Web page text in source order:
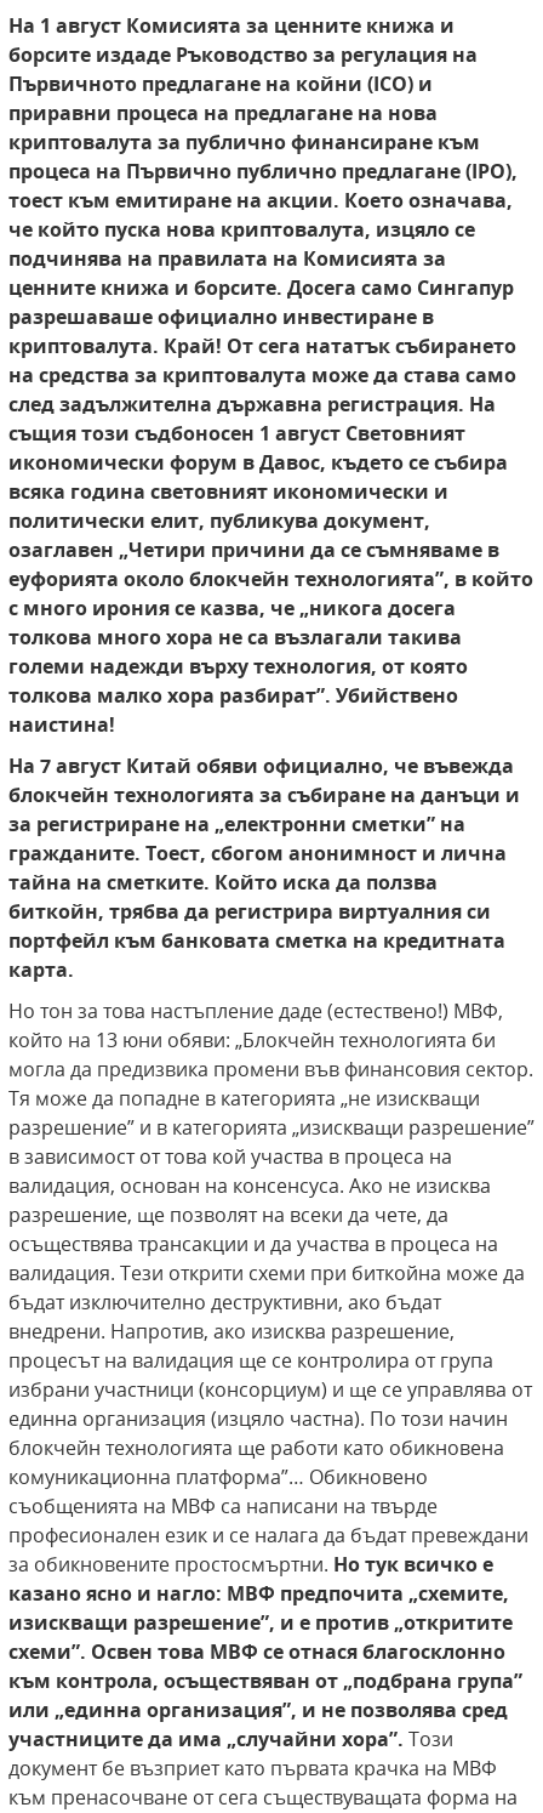
На 1 август Комисията за ценните книжа и
борсите издаде Ръководство за регулация на
Първичното предлагане на койни (ICO) и
приравни процеса на предлагане на нова
криптовалута за публичнофинансиране към
процеса на Първично публично предлагане (IPO),
тоест към емитиране на акции. Което означава,
че който пуска нова криптовалута, изцяло се
подчинява на правилата на Комисията за
ценните книжа и борсите. Досега само Сингапур
разрешаваше официално инвестиране в
криптовалута. Край! От сега нататък събирането
на средства за криптовалута може да става само
след задължителна държавна регистрация. На
същия този съдбоносен 1 август Световният
икономически форум в Давос, където се събира
всяка година световният икономически и
политически елит, публикува документ,
озаглавен „Четири причини да се съмняваме в
еуфорията околоблокчейн технологията”, в който
с много ирониясе казва, че „никога досега
толкова много хора неса възлагали такива
големи надежди върху технология, от която
толкова малко хора разбират”. Убийствено
наистина!
На 7 август Китай обяви официално, че въвежда
блокчейн технологията за събиране на данъци и
за регистриране на „електронни сметки” на
гражданите. Тоест, сбогом анонимност и лична
тайна на сметките. Който иска да ползва
биткойн, трябва да регистрира виртуалния си
портфейл към банковата сметка на кредитната
карта.
Но тон за това настъпление даде (естествено!) МВФ,
който на 13 юни обяви: „Блокчейн технологията би
могла да предизвика промени във финансовия сектор.
Тя може да попадне в категорията „не изискващи
разрешение” и в категорията „изискващи разрешение”
в зависимост от това кой участва в процеса на
валидация, основан на консенсуса. Ако не изисква
разрешение, ще позволят на всеки да чете, да
осъществява трансакции и да участва в процеса на
валидация. Тези открити схеми при биткойна може да
бъдат изключително деструктивни, ако бъдат
внедрени. Напротив, ако изисква разрешение,
процесът на валидация ще се контролира от група
избрани участници (консорциум) и ще се управлява от
единна организация (изцяло частна). По този начин
блокчейн технологията ще работи като обикновена
комуникационна платформа”… Обикновено
съобщенията на МВФ са написани на твърде
професионален език и се налага да бъдат превеждани
за обикновените простосмъртни. Но тук всичко е
казано ясно и нагло: МВФ предпочита „схемите,
изискващи разрешение”, и e против „откритите
схеми”. Освен това МВФ се отнася благосклонно
към контрола, осъществяван от „подбрана група”
или „единна организация”, и не позволява сред
участниците да има „случайни хора”. Този
документ бе възприет като първата крачка на МВФ
към пренасочване от сега съществуващата форма на